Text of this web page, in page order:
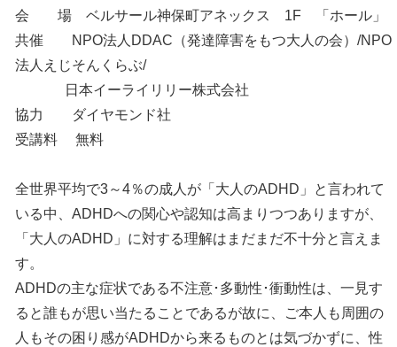
会 場 ベルサール神保町アネックス 1F 「ホール」
共催 NPO法人DDAC（発達障害をもつ大人の会）/NPO
法人えじそんくらぶ/
日本イーライリリー株式会社
協力 ダイヤモンド社
受講料 無料
全世界平均で3～4％の成人が「大人のADHD」と言われて
いる中、ADHDへの関心や認知は高まりつつありますが、
「大人のADHD」に対する理解はまだまだ不十分と言えま
す。
ADHDの主な症状である不注意･多動性･衝動性は、一見す
ると誰もが思い当たることであるが故に、ご本人も周囲の
人もその困り感がADHDから来るものとは気づかずに、性